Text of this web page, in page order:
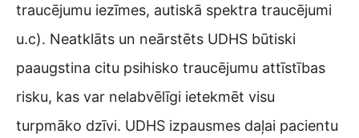
traucējumu iezīmes, autiskā spektra traucējumi
u.c). Neatklāts un neārstēts UDHS būtiski
paaugstina citu psihisko traucējumu attīstības
risku, kas var nelabvēlīgi ietekmēt visu
turpmāko dzīvi. UDHS izpausmes daļai pacientu